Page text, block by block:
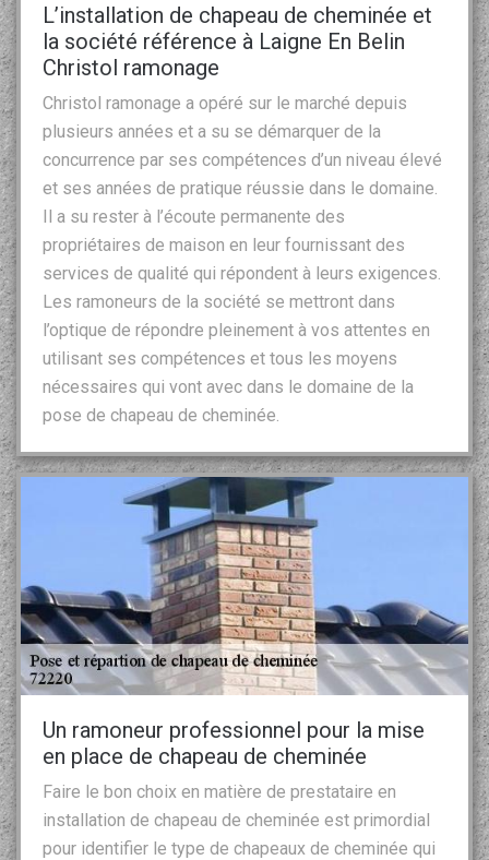
L’installation de chapeau de cheminée et
la société référence à Laigne En Belin
Christol ramonage
Christol ramonage a opéré sur le marché depuis
plusieurs années et a su se démarquer de la
concurrence par ses compétences d’un niveau élevé
et ses années de pratique réussie dans le domaine.
Il a su rester à l’écoute permanente des
propriétaires de maison en leur fournissant des
services de qualité qui répondent à leurs exigences.
Les ramoneurs de la société se mettront dans
l’optique de répondre pleinement à vos attentes en
utilisant ses compétences et tous les moyens
nécessaires qui vont avec dans le domaine de la
pose de chapeau de cheminée.
Un ramoneur professionnel pour la mise
en place de chapeau de cheminée
Faire le bon choix en matière de prestataire en
installation de chapeau de cheminée est primordial
pour identifier le type de chapeaux de cheminée qui